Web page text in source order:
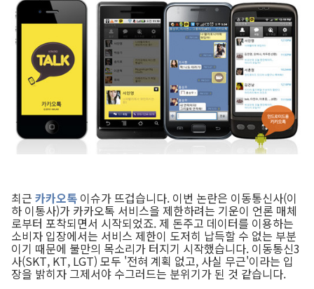
최근 카카오톡 이슈가 뜨겁습니다. 이번 논란은 이동통신사(이
하 이통사)가 카카오톡 서비스을 제한하려는 기운이 언론 매체
로부터 포착되면서 시작되었죠. 제 돈주고 데이터를 이용하는
소비자 입장에서는 서비스 제한이 도저히 납득할 수 없는 부분
이기 때문에 불만의 목소리가 터지기 시작했습니다. 이동통신3
사(SKT, KT, LGT) 모두 '전혀 계획 없고, 사실 무근'이라는 입
장을 밝히자 그제서야 수그러드는 분위기가 된 것 같습니다.